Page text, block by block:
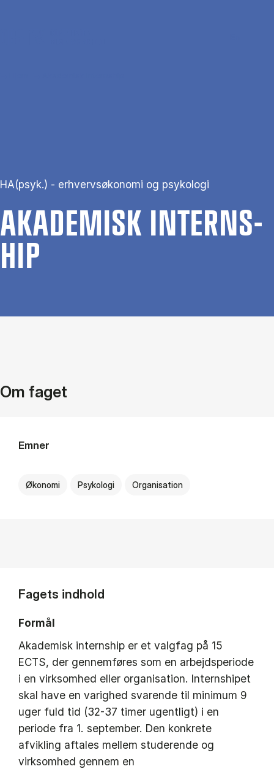
HA(psyk.) - erhvervsøkonomi og psykologi
AKA­DE­MISK IN­TERNS­
HIP
Om faget
Emner
Økonomi Psykologi Organisation
Fagets indhold
Formål
Akademisk internship er et valgfag på 15
ECTS, der gennemføres som en arbejdsperiode
i en virksomhed eller organisation. Internshipet
skal have en varighed svarende til minimum 9
uger fuld tid (32-37 timer ugentligt) i en
periode fra 1. september. Den konkrete
afvikling aftales mellem studerende og
virksomhed gennem en